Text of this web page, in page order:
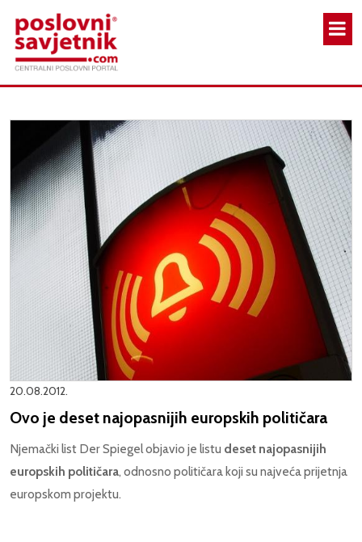
20.08.2012.
Ovo je deset najopasnijih europskih političara
Njemački list Der Spiegel objavio je listu deset najopasnijih
europskih političara, odnosno političara koji su najveća prijetnja
europskom projektu.